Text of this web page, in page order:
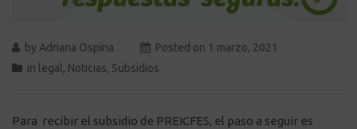
byAdriana Ospina Posted on 1 marzo, 2021
in legal, Noticias, Subsidios
Para recibir el subsidio de PREICFES, el paso a seguir es